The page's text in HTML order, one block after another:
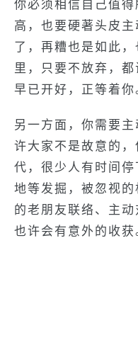
你必须相信自己值
高，也要硬著头皮
了，再糟也是如此
里，只要不放弃，
早已开好，正等着你
另一方面，你需要
许大家不是故意的
代，很少人有时间
地等发掘，被忽视
的老朋友联络、主动
也许会有意外的收获